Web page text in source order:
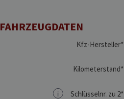
FAHRZEUGDATEN
Kfz-Hersteller*
Kilometerstand*
i Schlüsselnr. zu 2*